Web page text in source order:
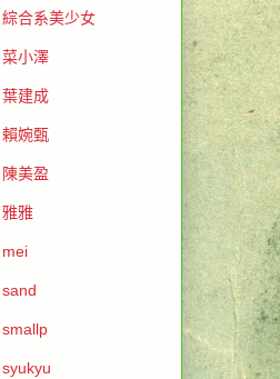
綜合系美少女
菜小澤
葉建成
賴婉甄
陳美盈
雅雅
mei
sand
smallp
syukyu